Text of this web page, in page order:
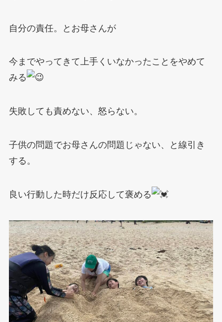
自分の責任。とお母さんが
今までやってきて上手くいなかったことをやめて
みる
失敗しても責めない、怒らない。
子供の問題でお母さんの問題じゃない、と線引き
する。
良い行動した時だけ反応して褒める